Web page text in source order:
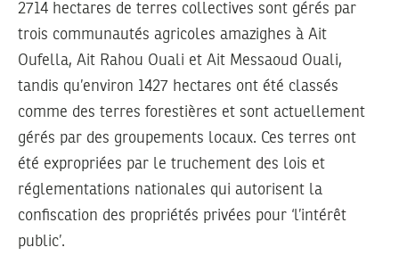
2714 hectares de terres collectives sont gérés par
trois communautés agricoles amazighes à Ait
Oufella, Ait Rahou Ouali et Ait Messaoud Ouali,
tandis qu’environ 1427 hectares ont été classés
comme des terres forestières et sont actuellement
gérés par des groupements locaux. Ces terres ont
été expropriées par le truchement des lois et
réglementations nationales qui autorisent la
confiscation des propriétés privées pour ‘l’intérêt
public’.